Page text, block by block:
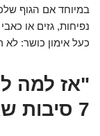
במיוחד אם הגוף
נפיחות, גזים או
כעל אימון כושר: לא
"אז למה
7 סיבות שאפילו אתם תרימו גבה!